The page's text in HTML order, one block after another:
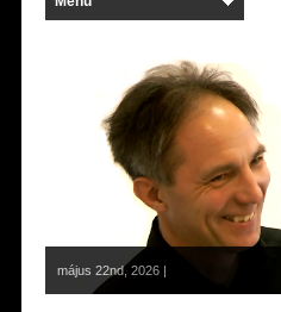
május 22nd, 2026 |